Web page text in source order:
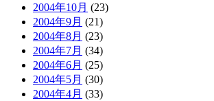
2004年10月 (23)
2004年9月 (21)
2004年8月 (23)
2004年7月 (34)
2004年6月 (25)
2004年5月 (30)
2004年4月 (33)